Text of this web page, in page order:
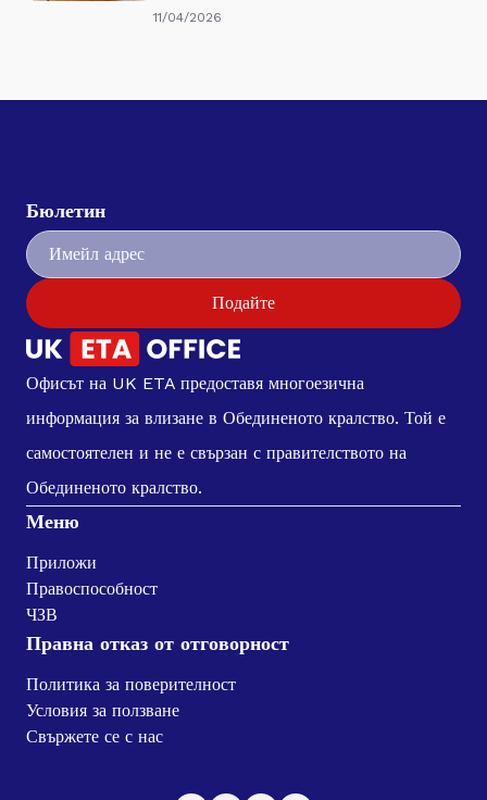
11/04/2026
Бюлетин
Подайте
Офисът на UK ETA предоставя многоезична
информация за влизане в Обединеното кралство. Той е
самостоятелен и не е свързан с правителството на
Обединеното кралство.
Меню
Приложи
Правоспособност
ЧЗВ
Правна отказ от отговорност
Политика за поверителност
Условия за ползване
Свържете се с нас